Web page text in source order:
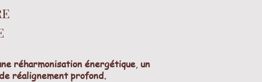
réharmonisation énergétique, un
réalignement profond.